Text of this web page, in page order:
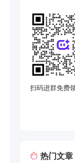
扫码进群免费
热门文章